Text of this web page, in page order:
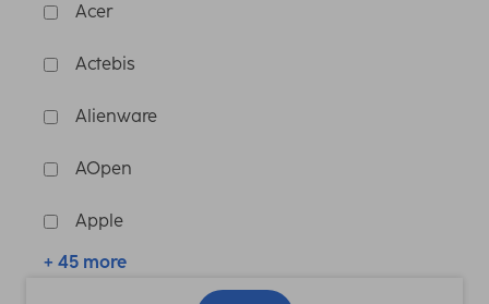
Acer
Actebis
Alienware
AOpen
Apple
+ 45 more